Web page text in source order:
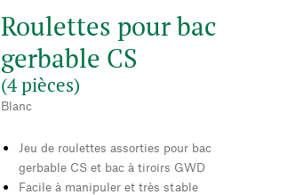
Roulettes pour bac
gerbable CS
(4 pièces)
Blanc
Jeu de roulettes assorties pour bac
gerbable CS et bac à tiroirs GWD
Facile à manipuler et très stable